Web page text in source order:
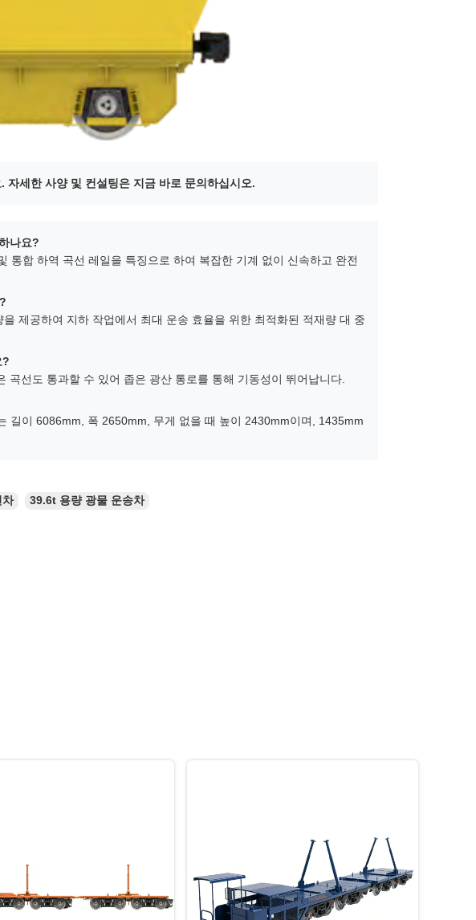
세한 사양 및 컨설팅은 지금 바로 문의하십시오.
나요?
통합 하역 곡선 레일을 특징으로 하여 복잡한 기계 없이 신속하고 완전
제공하여 지하 작업에서 최대 운송 효율을 위한 최적화된 적재량 대 중
?
선도 통과할 수 있어 좁은 광산 통로를 통해 기동성이 뛰어납니다.
길이 6086mm, 폭 2650mm, 무게 없을 때 높이 2430mm이며, 1435mm
차 39.6t 용량 광물 운송차